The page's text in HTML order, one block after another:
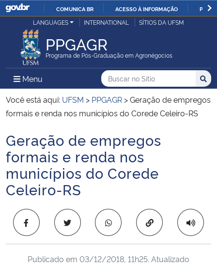
IR
COMUNICA BR ACESSO À INFORMAÇÃO
Ministério da Justiça e Segurança Pública
Ministério da Defesa
Ministério das Relações Exteriores
Ministério da Infraestrutura
Ministério da Agricultura, Pecuária e Abastecimento
Ministério da Cidadania
LANGUAGES INTERNATIONAL SÍTIOS DA UFSM
PPGAGR
Programa de Pós-Graduação em Agronégocios
Menu Menu Principal do Sítio
Busca
Buscar no no Sítio
Busca:
Você está aqui: UFSM > PPGAGR >Geração de empregos
formais e renda nos municípios do Corede Celeiro-RS
Início do conteúdo
Geração de empregos
formais e renda nos
municípios do Corede
Celeiro-RS
Copiar para área
Publicado em 03/12/2018, 11h25. Atualizado